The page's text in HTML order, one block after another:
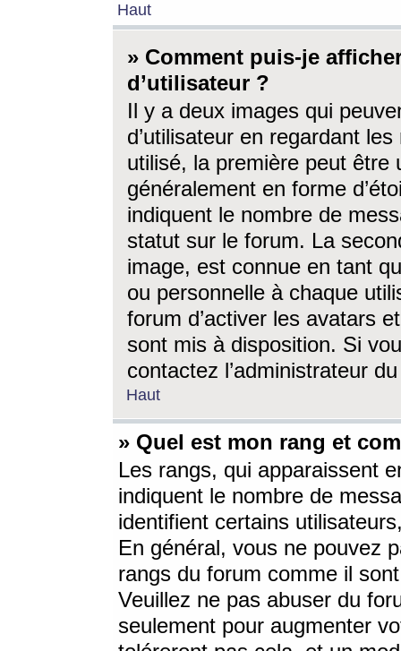
Haut
» Comment puis-je
d’utilisateur ?
Il y a deux images qui
d’utilisateur en regardant
utilisé, la première peut être
généralement en forme
indiquent le nombre de
statut sur le forum. La
image, est connue en tant
ou personnelle à chaque
forum d’activer les avatars
sont mis à disposition. Si
contactez l’administrateur
Haut
» Quel est mon rang et
Les rangs, qui apparaissent
indiquent le nombre de
identifient certains
En général, vous ne pouvez
rangs du forum comme il
Veuillez ne pas abuser du
seulement pour augmenter